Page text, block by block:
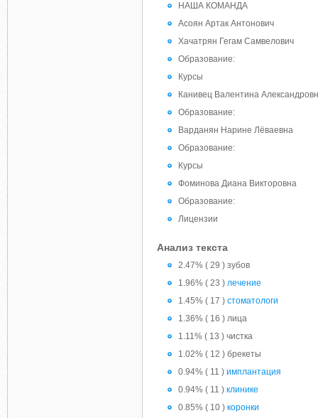
НАША КОМАНДА
Асоян Артак Антонович
Хачатрян Гегам Самвелович
Образование:
Курсы
Канивец Валентина
Образование:
Варданян Нарине Лёваевна
Образование:
Курсы
Фоминова Диана Викторовна
Образование:
Лицензии
Анализ текста
2.47% ( 29 ) зубов
1.96% ( 23 ) лечение
1.45% ( 17 ) стоматологи
1.36% ( 16 ) лица
1.11% ( 13 ) чистка
1.02% ( 12 ) брекеты
0.94% ( 11 ) имплантация
0.94% ( 11 ) клинике
0.85% ( 10 ) коронки